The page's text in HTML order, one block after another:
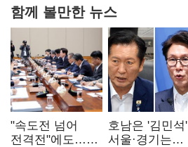
함께 볼만한 뉴스
"속도전 넘어
전격전"에도…
호남은 '김민석'
서울·경기는